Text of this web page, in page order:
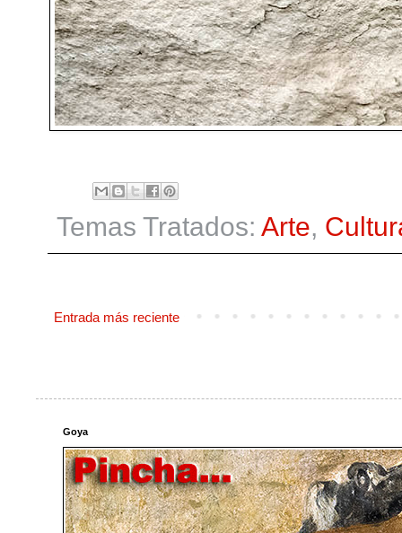
Temas Tratados: Arte,
Entrada más reciente
Goya